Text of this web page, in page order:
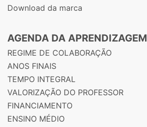
Download da marca
AGENDA DA APRENDIZAGEM
REGIME DE COLABORAÇÃO
ANOS FINAIS
TEMPO INTEGRAL
VALORIZAÇÃO DO PROFESSOR
FINANCIAMENTO
ENSINO MÉDIO